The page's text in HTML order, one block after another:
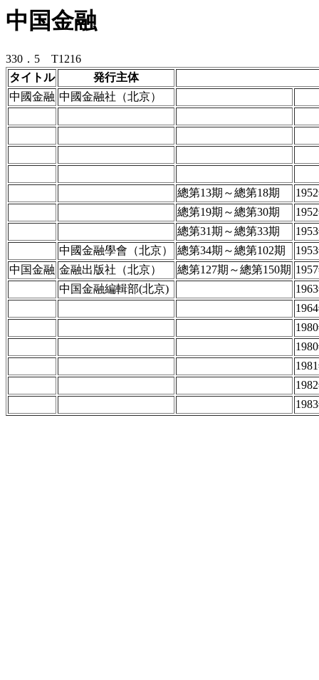
中国金融
330．5 T1216
タイトル
発行主体
中國金融 中國金融社（北京）
總第13期～總第18期
總第19期～總第30期
總第31期～總第33期
中國金融學會（北京）
總第34期～總第102期
中国金融 金融出版社（北京） 總第127期～總第150期
中国金融編輯部(北京)